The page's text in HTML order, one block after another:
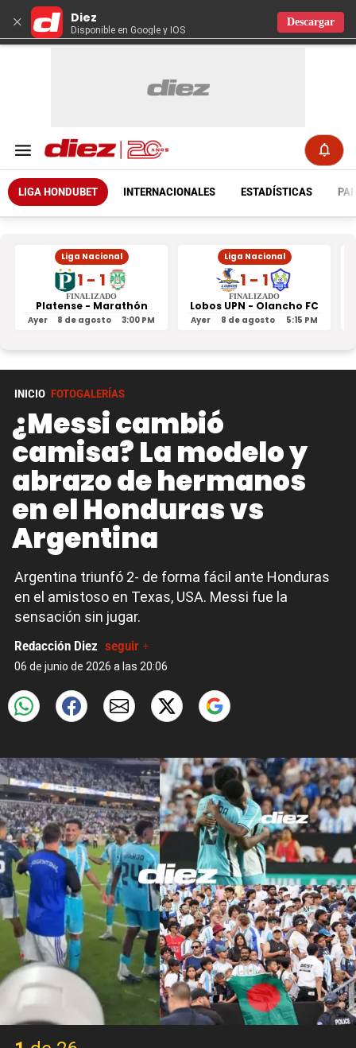
× Diez
Disponible en Google y IOS
Descargar
LIGA HONDUBET INTERNACIONALES ESTADÍSTICAS
Liga Nacional
1 - 1
FINALIZADO
Platense - Marathón
Ayer 8 de agosto 3:00 PM
Liga Nacional
1 - 1
FINALIZADO
Lobos UPN - Olancho FC
Ayer 8 de agosto 5:15 PM
INICIO FOTOGALERÍAS
¿Messi cambió
camisa? La modelo y
abrazo de hermanos
en el Honduras vs
Argentina
Argentina triunfó 2- de forma fácil ante Honduras
en el amistoso en Texas, USA. Messi fue la
sensación sin jugar.
Redacción Diez seguir +
06 de junio de 2026 a las 20:06
X